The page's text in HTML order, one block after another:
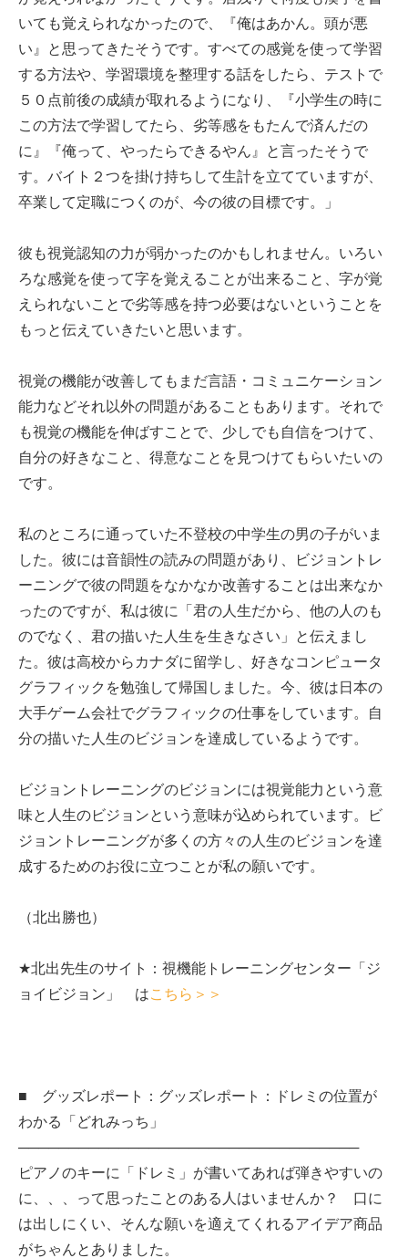
いても覚えられなかったので、『俺はあかん。頭が悪
い』と思ってきたそうです。すべての感覚を使って学習
する方法や、学習環境を整理する話をしたら、テストで
５０点前後の成績が取れるようになり、『小学生の時に
この方法で学習してたら、劣等感をもたんで済んだの
に』『俺って、やったらできるやん』と言ったそうで
す。バイト２つを掛け持ちして生計を立てていますが、
卒業して定職につくのが、今の彼の目標です。」
彼も視覚認知の力が弱かったのかもしれません。いろい
ろな感覚を使って字を覚えることが出来ること、字が覚
えられないことで劣等感を持つ必要はないということを
もっと伝えていきたいと思います。
視覚の機能が改善してもまだ言語・コミュニケーション
能力などそれ以外の問題があることもあります。それで
も視覚の機能を伸ばすことで、少しでも自信をつけて、
自分の好きなこと、得意なことを見つけてもらいたいの
です。
私のところに通っていた不登校の中学生の男の子がいま
した。彼には音韻性の読みの問題があり、ビジョントレ
ーニングで彼の問題をなかなか改善することは出来なか
ったのですが、私は彼に「君の人生だから、他の人のも
のでなく、君の描いた人生を生きなさい」と伝えまし
た。彼は高校からカナダに留学し、好きなコンピュータ
グラフィックを勉強して帰国しました。今、彼は日本の
大手ゲーム会社でグラフィックの仕事をしています。自
分の描いた人生のビジョンを達成しているようです。
ビジョントレーニングのビジョンには視覚能力という意
味と人生のビジョンという意味が込められています。ビ
ジョントレーニングが多くの方々の人生のビジョンを達
成するためのお役に立つことが私の願いです。
（北出勝也）
★北出先生のサイト：視機能トレーニングセンター「ジ
ョイビジョン」 はこちら＞＞
■ グッズレポート：グッズレポート：ドレミの位置が
わかる「どれみっち」
──────────────────────────────────
ピアノのキーに「ドレミ」が書いてあれば弾きやすいの
に、、、って思ったことのある人はいませんか？ 口に
は出しにくい、そんな願いを適えてくれるアイデア商品
がちゃんとありました。